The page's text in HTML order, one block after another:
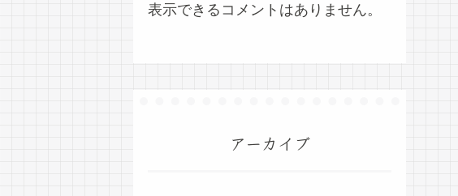
表示できるコメントはありません。
アーカイブ